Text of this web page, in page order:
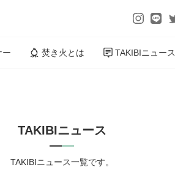
ー 焚き火とは TAKIBIニュース
TAKIBIニュース
TAKIBIニュース一覧です。